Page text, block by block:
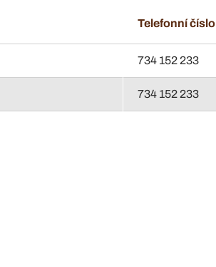
Telefonní číslo
734 152 233
734 152 233